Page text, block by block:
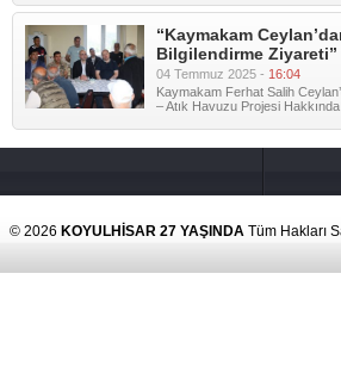
“Kaymakam
Bilgilendirme Ziyareti”
04 Temmuz 2025 - 16:04
Kaymakam Ferhat Salih
– Atık Havuzu Projesi Hakkında
© 2026 KOYULHİSAR 27 YAŞINDA Tüm Hakları